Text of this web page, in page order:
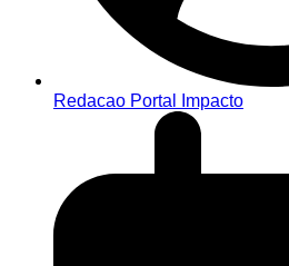
Redacao Portal Impacto